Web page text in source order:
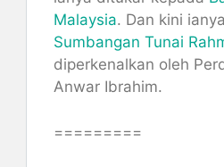
Malaysia. Dan kini
Sumbangan Tunai
diperkenalkan oleh
Anwar Ibrahim.
=========